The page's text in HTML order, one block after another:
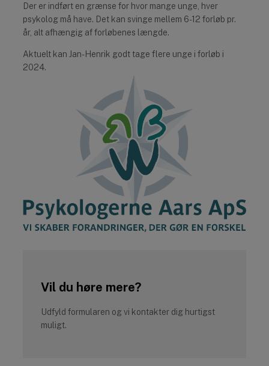
Der er indført en grænse for hvor mange unge, hver
psykolog må have. Det kan svinge mellem 6-12 forløb pr.
år, alt afhængig af forløbenes længde.
Aktuelt kan Jan-Henrik godt tage flere unge i forløb i
2024.
Vil du høre mere?
Udfyld formularen og vi kontakter dig hurtigst
muligt.